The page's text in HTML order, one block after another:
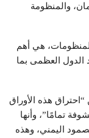
والمنظومة
هي أهم
الدول العظمى بما
هذه الأوراق
تمامًا”، وأنها
اليمني، وهذه